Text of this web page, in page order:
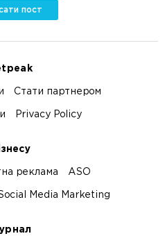
пост
Стати партнером
Privacy Policy
реклама ASO
Media Marketing